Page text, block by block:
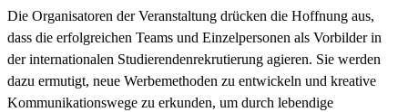
Die Organisatoren der Veranstaltung drücken die Hoffnung aus,
dass die erfolgreichen Teams und Einzelpersonen als Vorbilder in
der internationalen Studierendenrekrutierung agieren. Sie werden
dazu ermutigt, neue Werbemethoden zu entwickeln und kreative
Kommunikationswege zu erkunden, um durch lebendige